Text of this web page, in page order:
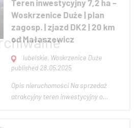
Teren inwestycyjny 7,2 ha –
Woskrzenice Duże | plan
zagosp. | zjazd DK2 | 20 km
od Małaszewicz
lubelskie, Woskrzenice Duże
published 28.05.2025
Opis nieruchomości Na sprzedaż
atrakcyjny teren inwestycyjny o